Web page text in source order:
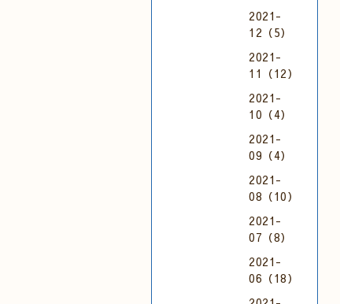
2021-
12（5）
2021-
11（12）
2021-
10（4）
2021-
09（4）
2021-
08（10）
2021-
07（8）
2021-
06（18）